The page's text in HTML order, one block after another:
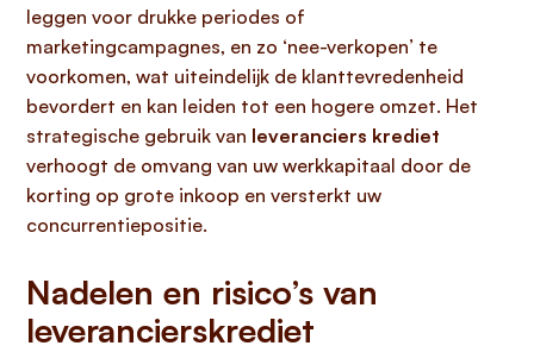
leggen voor drukke periodes of
marketingcampagnes, en zo ‘nee-verkopen’ te
voorkomen, wat uiteindelijk de klanttevredenheid
bevordert en kan leiden tot een hogere omzet. Het
strategische gebruik van leveranciers krediet
verhoogt de omvang van uw werkkapitaal door de
korting op grote inkoop en versterkt uw
concurrentiepositie.
Nadelen en risico’s van
leverancierskrediet